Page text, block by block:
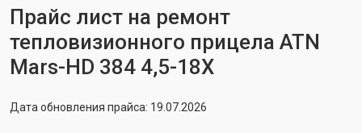
Прайс лист на ремонт
тепловизионного прицела ATN
Mars-HD 384 4,5-18X
Дата обновления прайса: 19.07.2026